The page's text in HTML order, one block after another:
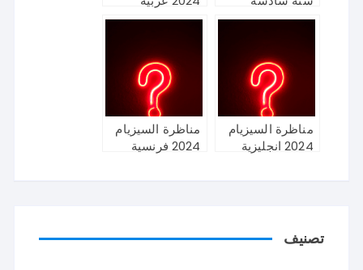
مناظرة السيزيام
2024 انجليزية
مناظرة السيزيام
2024 فرنسية
تصنيف